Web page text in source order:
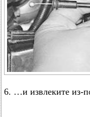
6. …и извлеките из-